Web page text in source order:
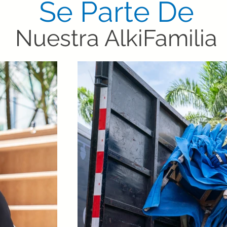
Nuestra AlkiFamilia
Se Parte De